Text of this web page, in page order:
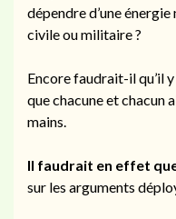
dépendre d’une
civile ou militaire ?
Encore faudrait-il qu’il
que chacune et chacun
mains.
Il faudrait en effet
sur les arguments